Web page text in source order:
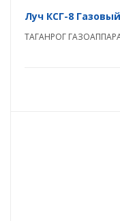
Луч КСГ-8
ТАГАНРОГ